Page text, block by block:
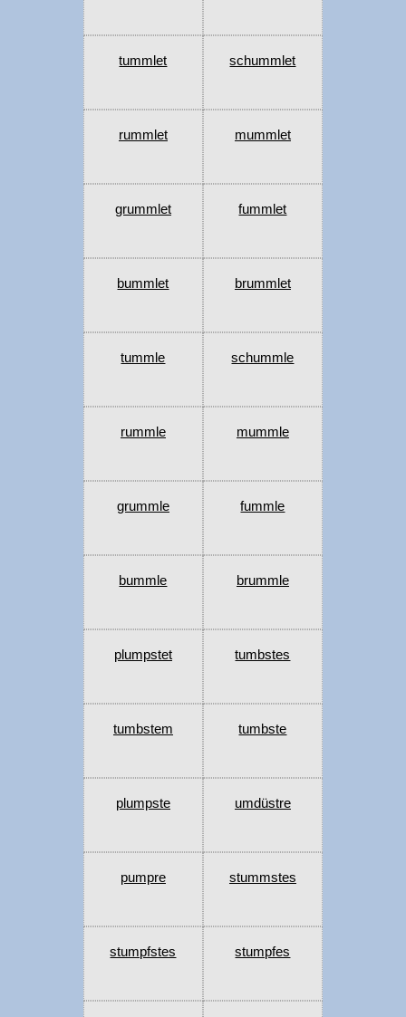
tummlet schummlet
rummlet mummlet
grummlet fummlet
bummlet brummlet
tummle schummle
rummle mummle
grummle fummle
bummle brummle
plumpstet tumbstes
tumbstem tumbste
plumpste umdüstre
pumpre stummstes
stumpfstes stumpfes